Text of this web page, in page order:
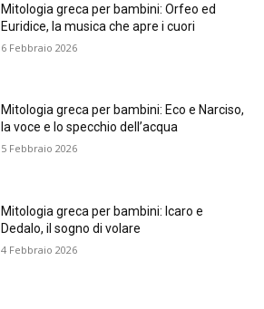
Mitologia greca per bambini: Orfeo ed
Euridice, la musica che apre i cuori
6 Febbraio 2026
Mitologia greca per bambini: Eco e Narciso,
la voce e lo specchio dell’acqua
5 Febbraio 2026
Mitologia greca per bambini: Icaro e
Dedalo, il sogno di volare
4 Febbraio 2026